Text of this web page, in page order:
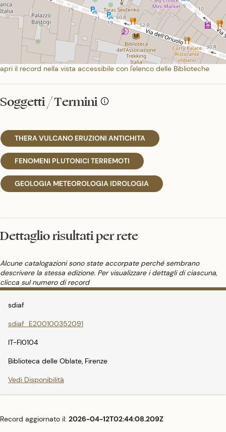
apri il record nella vista accessibile con l'elenco delle Biblioteche
Soggetti / Termini
THERA VULCANO ERUZIONI ANTICHITA
FENOMENI PLUTONICI TERREMOTI
GEOLOGIA METEOROLOGIA IDROLOGIA
Dettaglio risultati per rete
Alcune catalogazioni sono state accorpate perché sembrano
descrivere la stessa edizione. Per visualizzare i dettagli di ciascuna,
clicca sul numero di record
sdiaf
sdiaf_E200100352091
IT-FI0104
Biblioteca delle Oblate, Firenze
Vedi Disponibilità
Record aggiornato il: 2026-04-12T02:44:08.209Z